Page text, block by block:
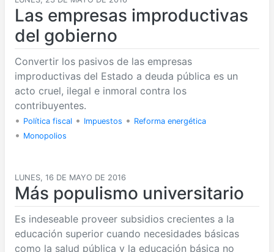
Las empresas improductivas
del gobierno
Convertir los pasivos de las empresas
improductivas del Estado a deuda pública es un
acto cruel, ilegal e inmoral contra los
contribuyentes.
• Política fiscal • Impuestos • Reforma energética
• Monopolios
LUNES, 16 DE MAYO DE 2016
Más populismo universitario
Es indeseable proveer subsidios crecientes a la
educación superior cuando necesidades básicas
como la salud pública y la educación básica no